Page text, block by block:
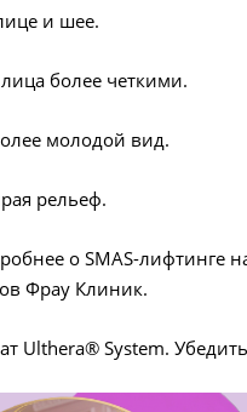
и шее.
более четкими.
молодой вид.
рельеф.
о SMAS-лифтинге
Фрау Клиник.
System.